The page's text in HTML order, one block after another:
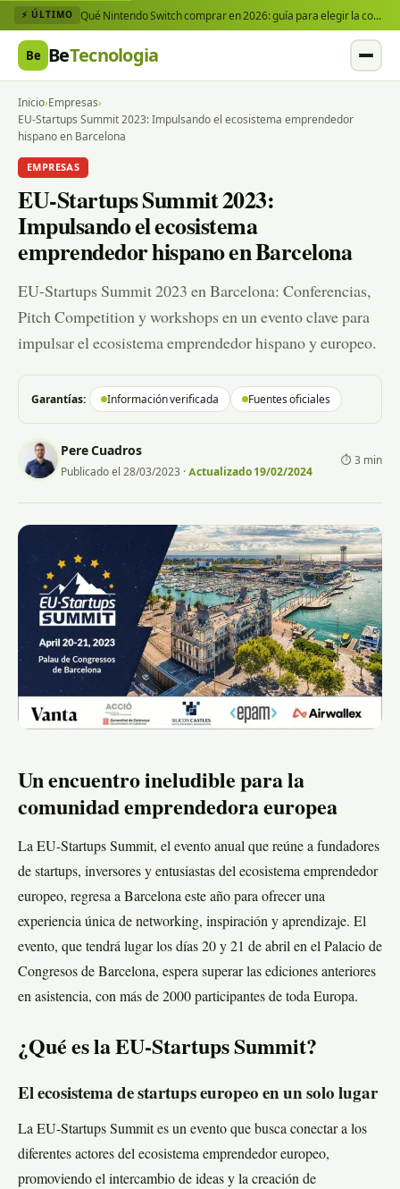
⚡ ÚLTIMO Qué Nintendo Switch comprar en 2026: guía para elegir la consola y los juegos que necesitas
Be BeTecnologia
Inicio›Empresas›
EU-Startups Summit 2023: Impulsando el ecosistema emprendedor
hispano en Barcelona
EMPRESAS
EU-Startups Summit 2023:
Impulsando el ecosistema
emprendedor hispano en Barcelona
EU-Startups Summit 2023 en Barcelona: Conferencias,
Pitch Competition y workshops en un evento clave para
impulsar el ecosistema emprendedor hispano y europeo.
Garantías: Información verificada Fuentes oficiales
Pere Cuadros
Publicado el 28/03/2023 · Actualizado 19/02/2024
⏱ 3 min
Un encuentro ineludible para la
comunidad emprendedora europea
La EU-Startups Summit, el evento anual que reúne a fundadores
de startups, inversores y entusiastas del ecosistema emprendedor
europeo, regresa a Barcelona este año para ofrecer una
experiencia única de networking, inspiración y aprendizaje. El
evento, que tendrá lugar los días 20 y 21 de abril en el Palacio de
Congresos de Barcelona, espera superar las ediciones anteriores
en asistencia, con más de 2000 participantes de toda Europa.
¿Qué es la EU-Startups Summit?
El ecosistema de startups europeo en un solo lugar
La EU-Startups Summit es un evento que busca conectar a los
diferentes actores del ecosistema emprendedor europeo,
promoviendo el intercambio de ideas y la creación de